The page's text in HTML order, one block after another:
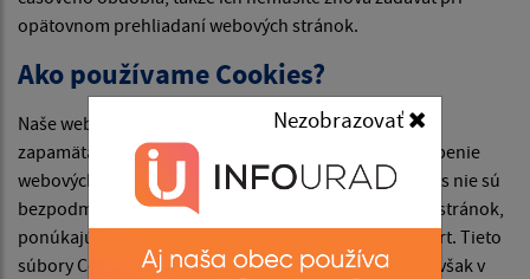
Nezobrazovať
opätovnom prehliadaní webových stránok.
Ako používame Cookies?
Naše webové stránky používajú súbory Cookies na
zapamätanie nastavení používateľa a lepšie prispôsobenie
webových stránok záujmom návštevníka. Hoci Cookies nie sú
bezpodmienečne potrebné na fungovanie webových stránok,
ponúkajú pri návšteve webových stránok vyšší komfort. Tieto
súbory Cookies môžete odstrániť alebo zablokovať, avšak v